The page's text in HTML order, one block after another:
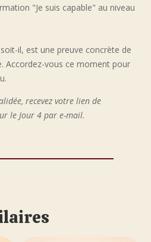
"Je suis capable" au niveau
il, est une preuve concrète de
Accordez-vous ce moment pour
recevez votre lien de
le Jour 4 par e-mail.